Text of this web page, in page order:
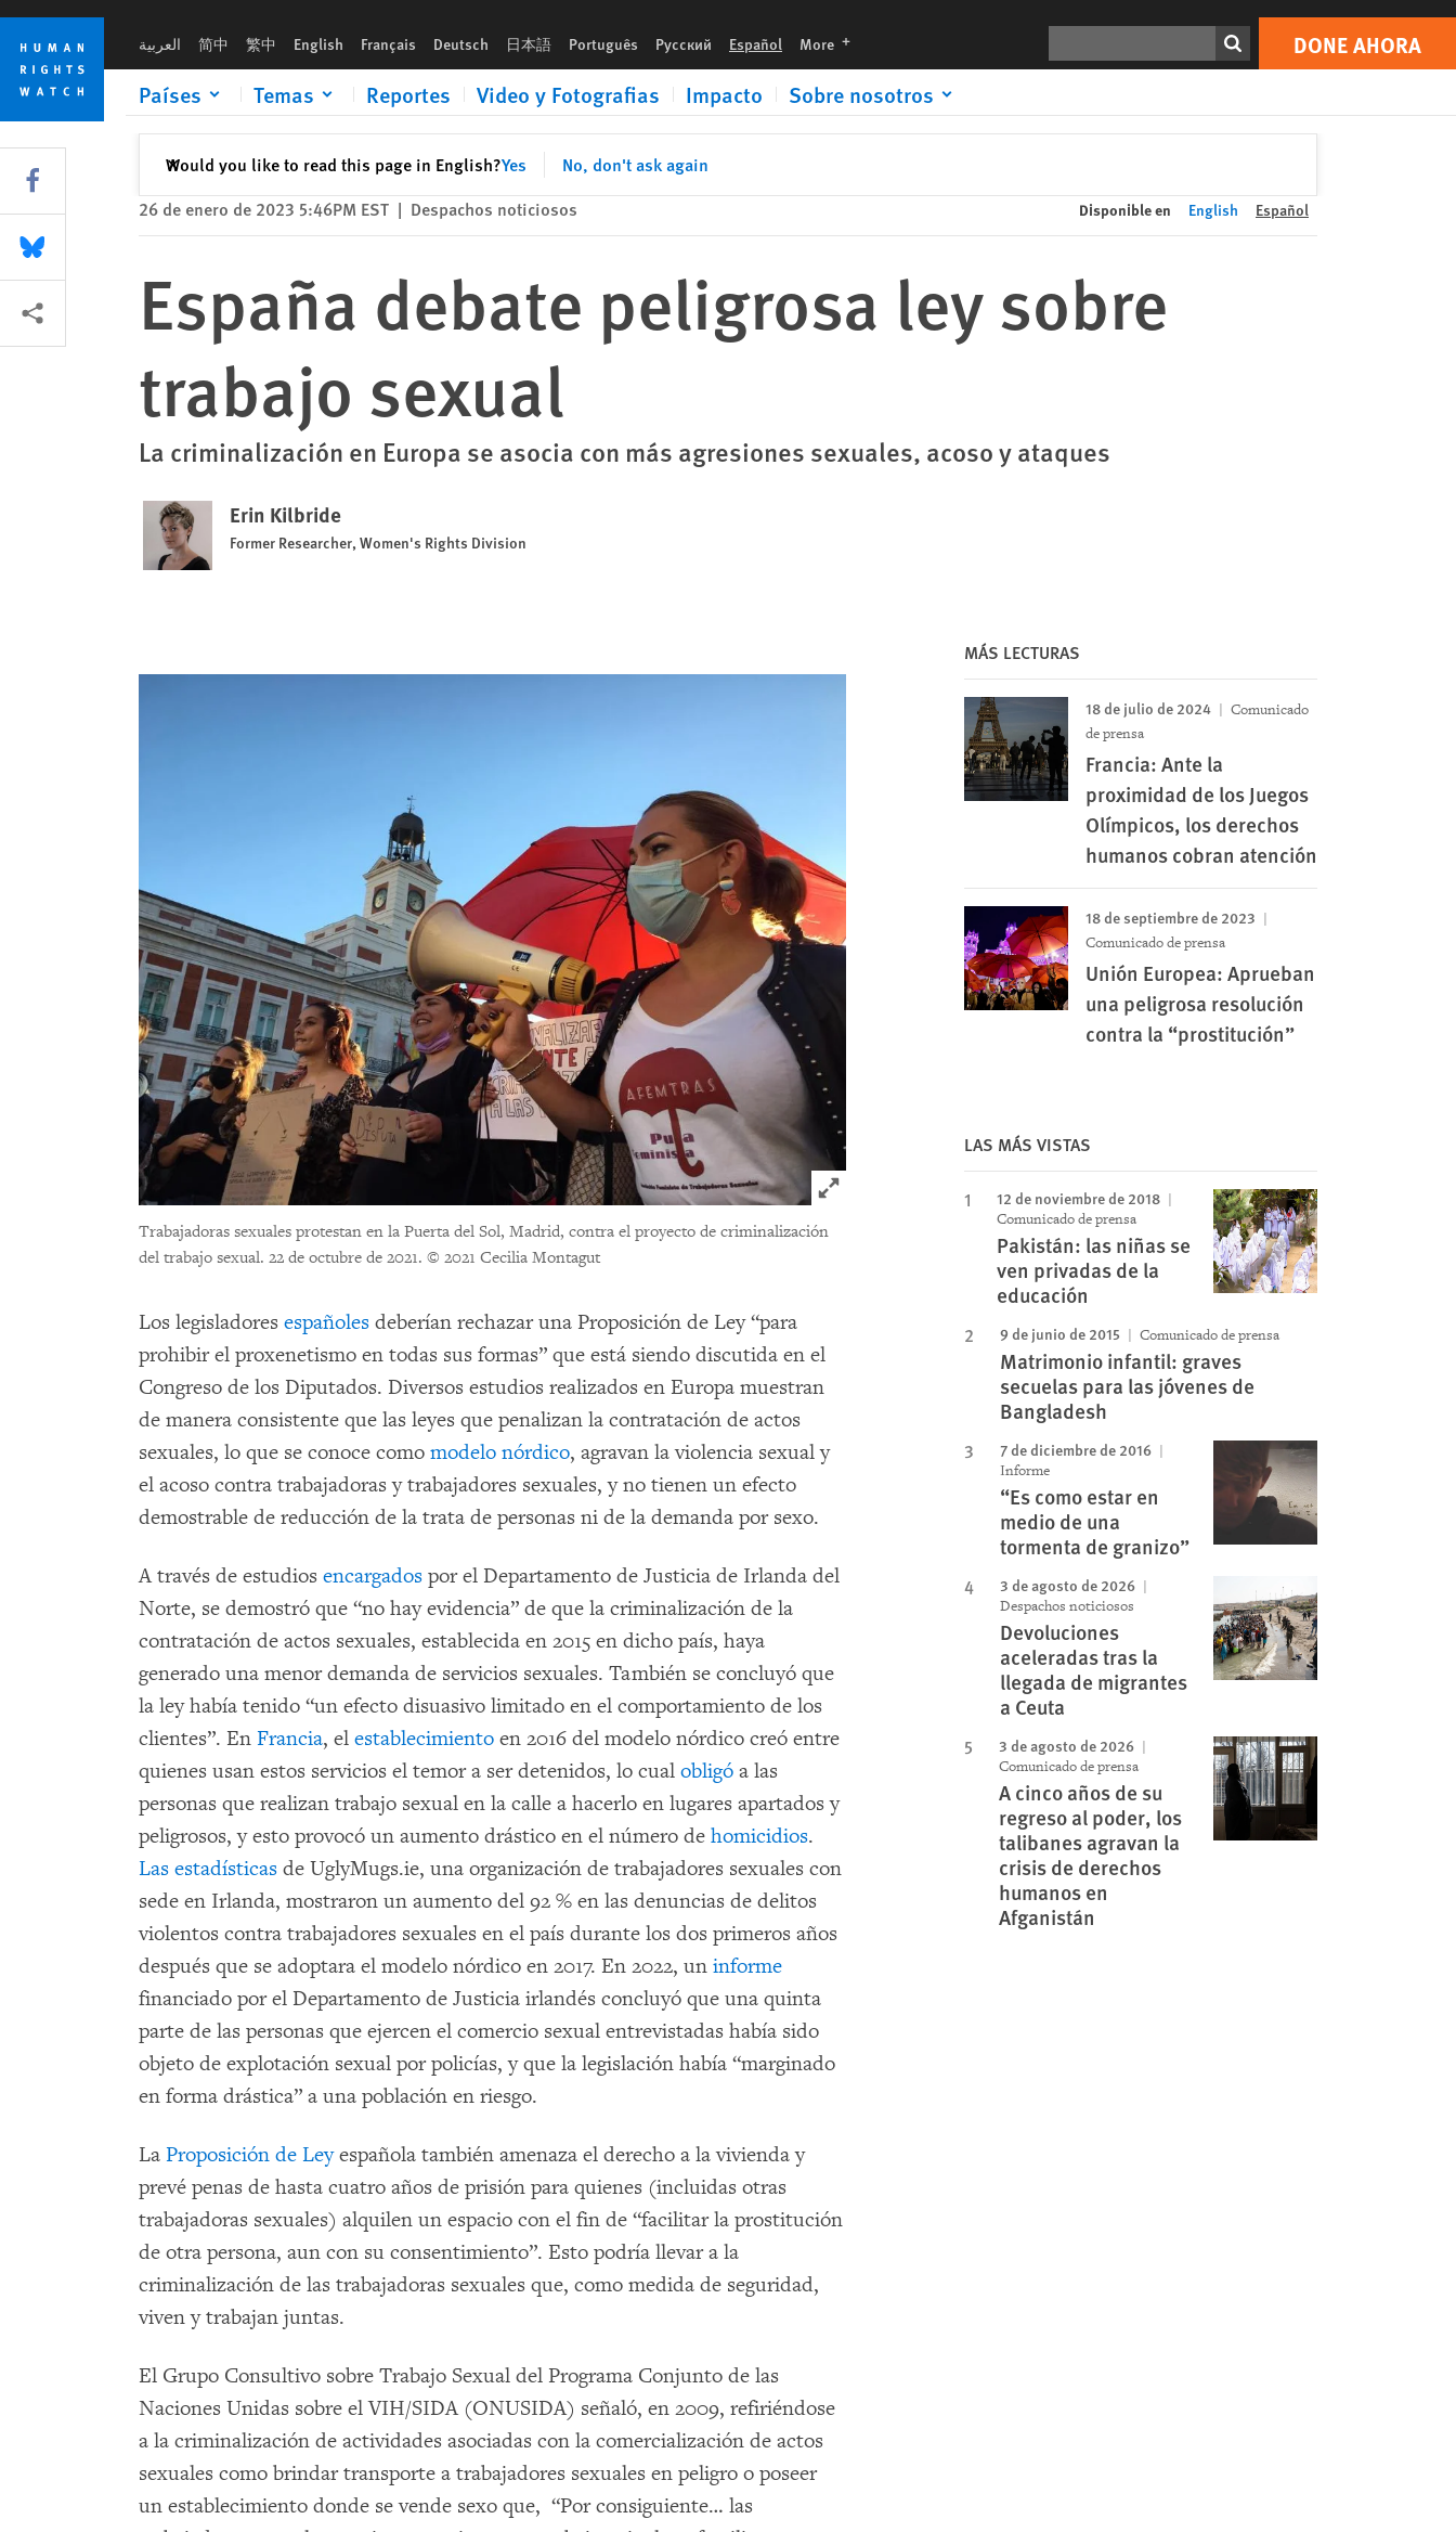
Skip
cookie
privacy
notice
Skip
main
content
العربية 简中 繁中 English Français Deutsch 日本語 Português Русский Español More languages DONE AHORA
Países Temas Reportes Video y Fotografias Impacto Sobre nosotros
Would you like to read this page in English?Yes No, don't ask again
✕Cerrar
Print DONE AHORA
26 de enero de 2023 5:46PM EST | Despachos noticiosos Disponible en English Español
España debate peligrosa ley sobre
trabajo sexual
La criminalización en Europa se asocia con más agresiones sexuales, acoso y ataques
Erin Kilbride
Former Researcher, Women's Rights Division
Click to expand Image
Trabajadoras sexuales protestan en la Puerta del Sol, Madrid, contra el proyecto de criminalización
del trabajo sexual. 22 de octubre de 2021. © 2021 Cecilia Montagut
Los legisladores españoles deberían rechazar una Proposición de Ley “para
prohibir el proxenetismo en todas sus formas” que está siendo discutida en el
Congreso de los Diputados. Diversos estudios realizados en Europa muestran
de manera consistente que las leyes que penalizan la contratación de actos
sexuales, lo que se conoce como modelo nórdico, agravan la violencia sexual y
el acoso contra trabajadoras y trabajadores sexuales, y no tienen un efecto
demostrable de reducción de la trata de personas ni de la demanda por sexo.
A través de estudios encargados por el Departamento de Justicia de Irlanda del
Norte, se demostró que “no hay evidencia” de que la criminalización de la
contratación de actos sexuales, establecida en 2015 en dicho país, haya
generado una menor demanda de servicios sexuales. También se concluyó que
la ley había tenido “un efecto disuasivo limitado en el comportamiento de los
clientes”. En Francia, el establecimiento en 2016 del modelo nórdico creó entre
quienes usan estos servicios el temor a ser detenidos, lo cual obligó a las
personas que realizan trabajo sexual en la calle a hacerlo en lugares apartados y
peligrosos, y esto provocó un aumento drástico en el número de homicidios.
Las estadísticas de UglyMugs.ie, una organización de trabajadores sexuales con
sede en Irlanda, mostraron un aumento del 92 % en las denuncias de delitos
violentos contra trabajadores sexuales en el país durante los dos primeros años
después que se adoptara el modelo nórdico en 2017. En 2022, un informe
financiado por el Departamento de Justicia irlandés concluyó que una quinta
parte de las personas que ejercen el comercio sexual entrevistadas había sido
objeto de explotación sexual por policías, y que la legislación había “marginado
en forma drástica” a una población en riesgo.
La Proposición de Leyespañola también amenaza el derecho a la vivienda y
prevé penas de hasta cuatro años de prisión para quienes (incluidas otras
trabajadoras sexuales) alquilen un espacio con el fin de “facilitar la prostitución
de otra persona, aun con su consentimiento”. Esto podría llevar a la
criminalización de las trabajadoras sexuales que, como medida de seguridad,
viven y trabajan juntas.
El Grupo Consultivo sobre Trabajo Sexual del Programa Conjunto de las
Naciones Unidas sobre el VIH/SIDA (ONUSIDA) señaló, en 2009, refiriéndose
a la criminalización de actividades asociadas con la comercialización de actos
sexuales como brindar transporte a trabajadores sexuales en peligro o poseer
un establecimiento donde se vende sexo que, “Por consiguiente… las
MÁS LECTURAS
18 de julio de 2024
Comunicado
de prensa
Francia: Ante la
proximidad de los Juegos
Olímpicos, los derechos
humanos cobran atención
18 de septiembre de 2023
Comunicado de prensa
Unión Europea: Aprueban
una peligrosa resolución
contra la “prostitución”
LAS MÁS VISTAS
12 de noviembre de 2018
Comunicado de prensa
Pakistán: las niñas se
ven privadas de la
educación
9 de junio de 2015 Comunicado de prensa
Matrimonio infantil: graves
secuelas para las jóvenes de
Bangladesh
7 de diciembre de 2016
Informe
“Es como estar en
medio de una
tormenta de granizo”
3 de agosto de 2026
Despachos noticiosos
Devoluciones
aceleradas tras la
llegada de migrantes
a Ceuta
3 de agosto de 2026
Comunicado de prensa
A cinco años de su
regreso al poder, los
talibanes agravan la
crisis de derechos
humanos en
Afganistán
Share this via Facebook
Share this via Bluesky
Share this via Compartir